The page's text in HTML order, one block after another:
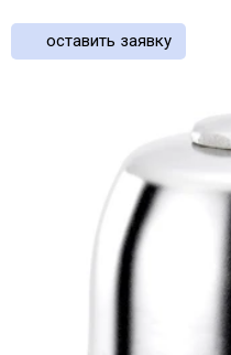
оставить заявку